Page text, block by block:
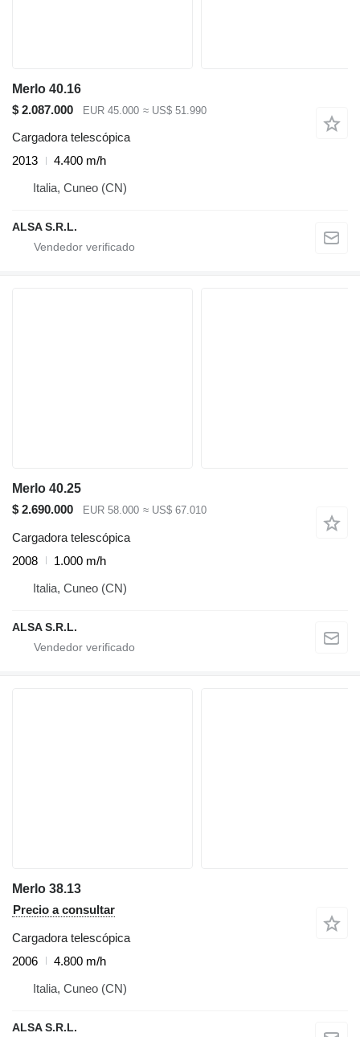
Merlo 40.16
$ 2.087.000
EUR 45.000 ≈ US$ 51.990
Cargadora telescópica
2013
4.400 m/h
Italia, Cuneo (CN)
ALSA S.R.L.
Merlo 40.25
$ 2.690.000
EUR 58.000 ≈ US$ 67.010
Cargadora telescópica
2008
1.000 m/h
Italia, Cuneo (CN)
ALSA S.R.L.
Merlo 38.13
Precio a consultar
Cargadora telescópica
2006
4.800 m/h
Italia, Cuneo (CN)
ALSA S.R.L.